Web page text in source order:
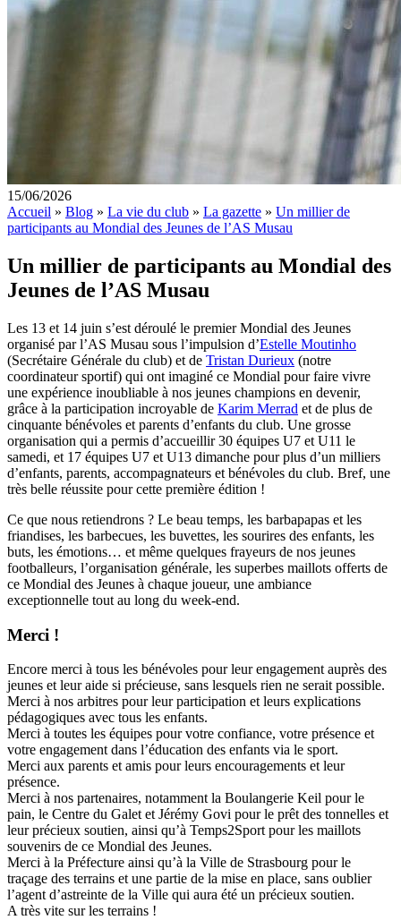
15/06/2026
Accueil » Blog » La vie du club » La gazette » Un millier de
participants au Mondial des Jeunes de l’AS Musau
Un millier de participants au Mondial des
Jeunes de l’AS Musau
Les 13 et 14 juin s’est déroulé le premier Mondial des Jeunes
organisé par l’AS Musau sous l’impulsion d’Estelle Moutinho
(Secrétaire Générale du club) et de Tristan Durieux (notre
coordinateur sportif) qui ont imaginé ce Mondial pour faire vivre
une expérience inoubliable à nos jeunes champions en devenir,
grâce à la participation incroyable de Karim Merrad et de plus de
cinquante bénévoles et parents d’enfants du club. Une grosse
organisation qui a permis d’accueillir 30 équipes U7 et U11 le
samedi, et 17 équipes U7 et U13 dimanche pour plus d’un milliers
d’enfants, parents, accompagnateurs et bénévoles du club. Bref, une
très belle réussite pour cette première édition !
Ce que nous retiendrons ? Le beau temps, les barbapapas et les
friandises, les barbecues, les buvettes, les sourires des enfants, les
buts, les émotions… et même quelques frayeurs de nos jeunes
footballeurs, l’organisation générale, les superbes maillots offerts de
ce Mondial des Jeunes à chaque joueur, une ambiance
exceptionnelle tout au long du week-end.
Merci !
Encore merci à tous les bénévoles pour leur engagement auprès des
jeunes et leur aide si précieuse, sans lesquels rien ne serait possible.
Merci à nos arbitres pour leur participation et leurs explications
pédagogiques avec tous les enfants.
Merci à toutes les équipes pour votre confiance, votre présence et
votre engagement dans l’éducation des enfants via le sport.
Merci aux parents et amis pour leurs encouragements et leur
présence.
Merci à nos partenaires, notamment la Boulangerie Keil pour le
pain, le Centre du Galet et Jérémy Govi pour le prêt des tonnelles et
leur précieux soutien, ainsi qu’à Temps2Sport pour les maillots
souvenirs de ce Mondial des Jeunes.
Merci à la Préfecture ainsi qu’à la Ville de Strasbourg pour le
traçage des terrains et une partie de la mise en place, sans oublier
l’agent d’astreinte de la Ville qui aura été un précieux soutien.
A très vite sur les terrains !